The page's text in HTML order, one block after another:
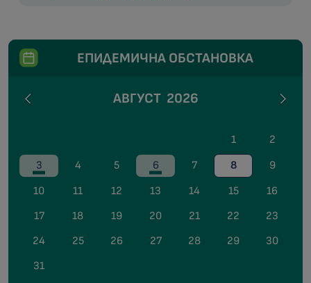
ЕПИДЕМИЧНА ОБСТАНОВКА
АВГУСТ 2026
1
2
3
4 5 6 7 8
9
10
11 12 13 14 15
16
17
18 19 20 21 22
23
24
25 26 27 28 29
30
31